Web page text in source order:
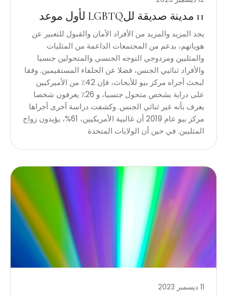
11 مدينة صديقة للLGBTQ لأول موعد
يجد المزيد والمزيد من الأفراد الأمان والقبول للتعبير عن
هوياتهم، بدعم من المجتمعات الداعمة من المثليات
والمثليين ومزدوجي التوجه الجنسي والمتحولين جنسيا
والأفراد ثنائيي الجنس، فضلا عن الحلفاء المستقيمين. وفقا
لبحث أجراه مركز بيو للأبحاث، فإن 42٪ من الأميركيين
على دراية بشخص متحول جنسيا، و 26٪ يعرفون شخصا
يعرف بأنه غير ثنائي الجنس. وكشفت دراسة أخرى أجراها
مركز بيو عام 2019 أن غالبية الأمريكيين، 61%، يؤيدون زواج
المثليين. في حين أن الولايات المتحدة
11 ديسمبر 2023